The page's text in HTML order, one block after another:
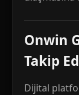
Onwin
Takip
Dijital